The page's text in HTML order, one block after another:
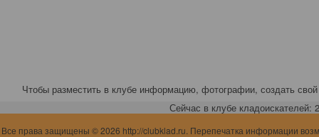
Чтобы разместить в клубе информацию, фотографии, создать свой
Сейчас в клубе кладоискателей:
Все права защищены © 2026 http://clubklad.ru. Перепечатка информации